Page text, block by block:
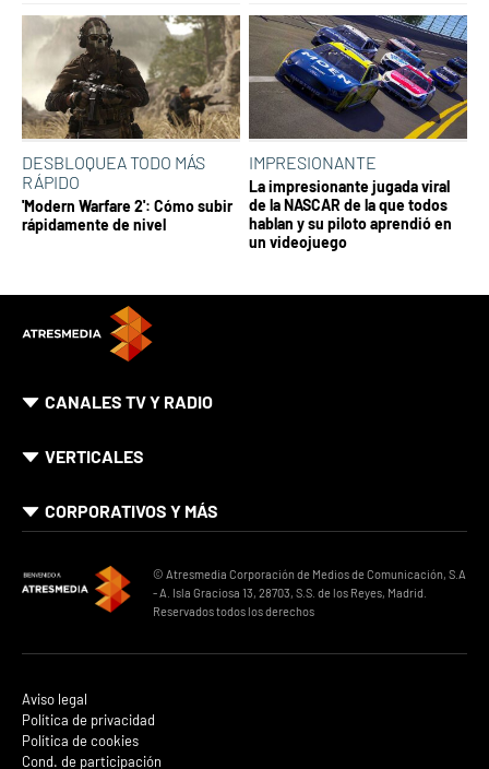
DESBLOQUEA TODO MÁS
RÁPIDO
'Modern Warfare 2': Cómo subir
rápidamente de nivel
IMPRESIONANTE
La impresionante jugada viral
de la NASCAR de la que todos
hablan y su piloto aprendió en
un videojuego
CANALES TV Y RADIO
VERTICALES
CORPORATIVOS Y MÁS
© Atresmedia Corporación de Medios de Comunicación, S.A
- A. Isla Graciosa 13, 28703, S.S. de los Reyes, Madrid.
Reservados todos los derechos
Aviso legal
Política de privacidad
Política de cookies
Cond. de participación